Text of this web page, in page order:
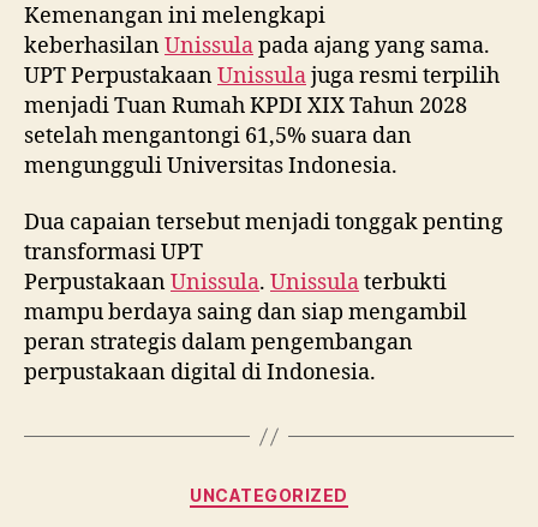
Kemenangan ini melengkapi
keberhasilanUnissulapada ajang yang sama.
UPT PerpustakaanUnissulajuga resmi terpilih
menjadi Tuan Rumah KPDI XIX Tahun 2028
setelah mengantongi 61,5% suara dan
mengungguli Universitas Indonesia.
Dua capaian tersebut menjadi tonggak penting
transformasi UPT
PerpustakaanUnissula. Unissulaterbukti
mampu berdaya saing dan siap mengambil
peran strategis dalam pengembangan
perpustakaan digital di Indonesia.
Categories
UNCATEGORIZED